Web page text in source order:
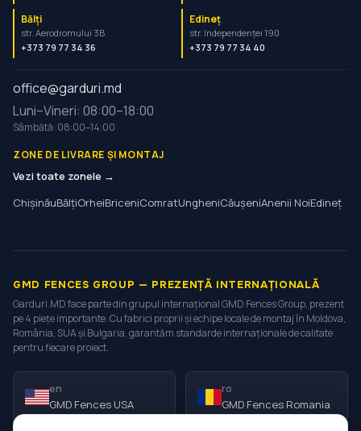
Bălți
str. Aerodromului 3B
+373 79 77 34 36
Edineț
str. Independenței 190
+373 79 77 34 40
office@garduri.md
Luni–Vineri: 08:00–18:00
Sâmbătă: 08:00–14:00
ZONE DE LIVRARE ȘI MONTAJ
Vezi toate zonele →
ChișinăuBălțiOrheiBriceniComratUngheniCăușeniAnenii NoiEdineț
GMD FENCES GROUP — PREZENȚĂ INTERNAȚIONALĂ
Garduri.MD face parte din grupul internațional GMD Fences Group, prezent
pe 4 piețe importante. Cu fabrici proprii și echipe locale de montaj în Moldova,
România, SUA și Bulgaria, garantăm standarde internaționale de calitate
pentru fiecare proiect.
en
GMD Fences USA
ro
GMD Fences Romania